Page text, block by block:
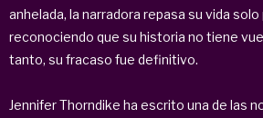
anhelada, la narradora repasa su vida
reconociendo que su historia no tiene
tanto, su fracaso fue definitivo.
Jennifer Thorndike ha escrito una de las